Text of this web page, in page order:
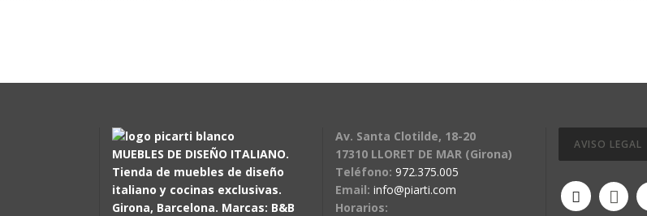
MUEBLES DE DISEÑO ITALIANO.
Tienda de muebles de diseño
italiano y cocinas exclusivas.
Girona, Barcelona. Marcas: B&B
Av. Santa Clotilde, 18-20
17310 LLORET DE MAR (Girona)
Teléfono: 972.375.005
Email: info@piarti.com
Horarios:
AVISO LEGAL